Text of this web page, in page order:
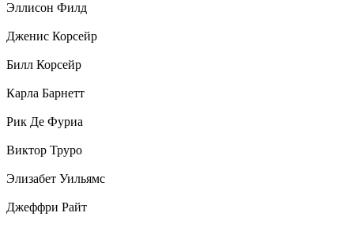
Эллисон Филд
Дженис Корсейр
Билл Корсейр
Карла Барнетт
Рик Де Фуриа
Виктор Труро
Элизабет Уильямс
Джеффри Райт